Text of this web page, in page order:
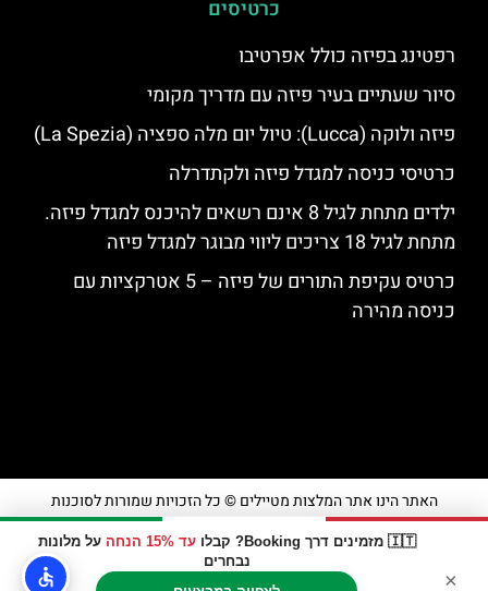
🇮🇹 מזמינים דרך Booking? קבלו עד 15% הנחה
על מלונות
נבחרים
×
כרטיסים
רפטינג בפיזה כולל אפרטיבו
סיור שעתיים בעיר פיזה עם מדריך מקומי
פיזה ולוקה (Lucca): טיול יום מלה ספציה (La Spezia)
כרטיסי כניסה למגדל פיזה ולקתדרלה
ילדים מתחת לגיל 8 אינם רשאים להיכנס למגדל פיזה.
מתחת לגיל 18 צריכים ליווי מבוגר למגדל פיזה
כרטיס עקיפת התורים של פיזה – 5 אטרקציות עם
כניסה מהירה
האתר הינו אתר המלצות מטיילים © כל הזכויות שמורות לסוכנות
מדיניות פרטיות